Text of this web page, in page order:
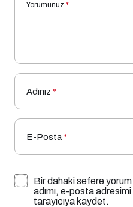
Yorumunuz *
Adınız *
E-Posta*
Bir dahaki sefere yorum
adımı, e-posta
tarayıcıya kaydet.